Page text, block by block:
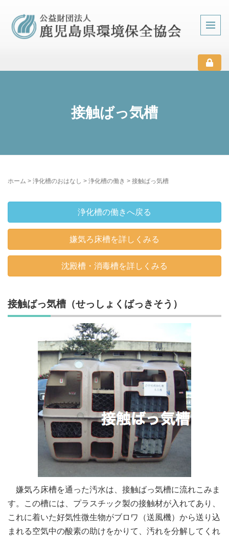
接触ばっ気槽
ホーム > 浄化槽のおはなし > 浄化槽の働き > 接触ばっ気槽
浄化槽の働きへ戻る
嫌気ろ床槽を詳しくみる
沈殿槽・消毒槽を詳しくみる
接触ばっ気槽（せっしょくばっきそう）
嫌気ろ床槽を通った汚水は、接触ばっ気槽に流れこみま
す。この槽には、プラスチック製の接触材が入れてあり、
これに着いた好気性微生物がブロワ（送風機）から送り込
まれる空気中の酸素の助けをかりて、汚れを分解してくれ